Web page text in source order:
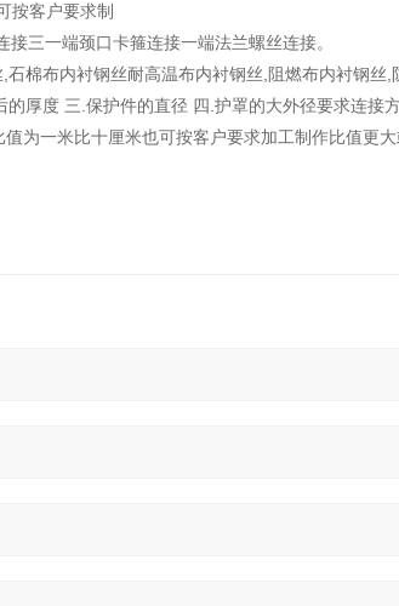
按客户要求制
三一端颈口卡箍连接一端法兰螺丝连接。
棉布内衬钢丝耐高温布内衬钢丝,阻燃布内衬钢丝,
厚度 三.保护件的直径 四.护罩的大外径要求连接
为一米比十厘米也可按客户要求加工制作比值更大